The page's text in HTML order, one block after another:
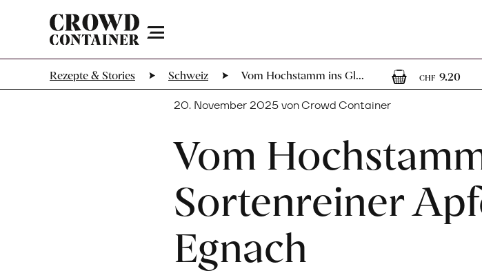
Menu
Rezepte & Stories Schweiz Vom Hochstamm ins Gl...
CHF 9.201
20. November 2025 von Crowd Container
Vom
Sortenreiner
Egnach